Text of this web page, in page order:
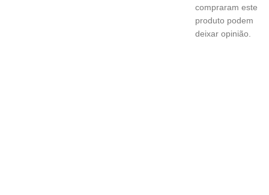
compraram este
produto podem
deixar opinião.